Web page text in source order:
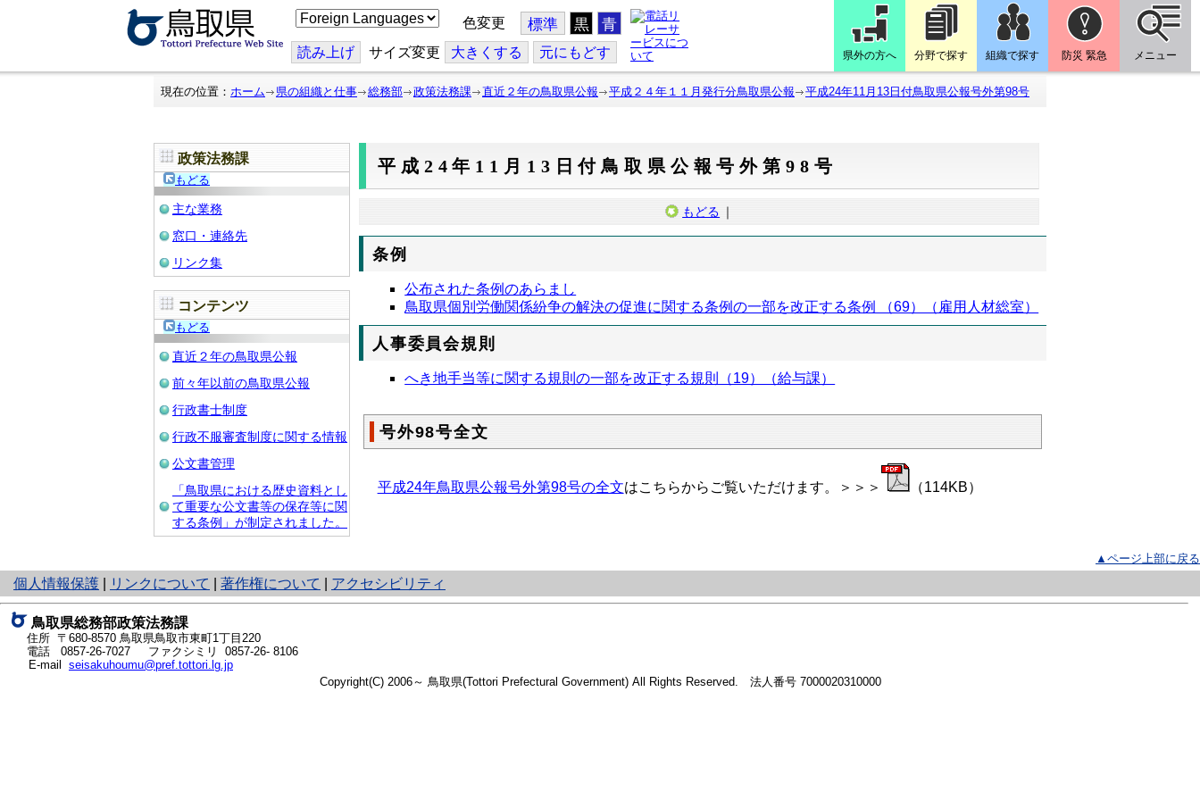
こ
の
ジ
を
翻
色変更 標準 黒 青
読み上げ サイズ変更 大きくする 元にもどす 県外の方へ 分野で探す 組織で探す 防災 緊急 メニュー
現在の位置： ホーム 県の組織と仕事 総務部 政策法務課 直近２年の鳥取県公報 平成２４年１１月発行分鳥取県公報 平成24年11月13日付鳥取県公報号外第98号
政策法務課
もどる
主な業務
窓口・連絡先
リンク集
コンテンツ
もどる
直近２年の鳥取県公報
前々年以前の鳥取県公報
行政書士制度
行政不服審査制度に関する情報
公文書管理
「鳥取県における歴史資料とし
て重要な公文書等の保存等に関
する条例」が制定されました。
平成24年11月13日付鳥取県公報号外第98号
もどる ｜
条例
公布された条例のあらまし
鳥取県個別労働関係紛争の解決の促進に関する条例の一部を改正する条例 （69）（雇用人材総室）
人事委員会規則
へき地手当等に関する規則の一部を改正する規則（19）（給与課）
号外98号全文
平成24年鳥取県公報号外第98号の全文はこちらからご覧いただけます。＞＞＞ （114KB）
▲ページ上部に戻る
個人情報保護
と
り
ネ
ッ
ト
へ
リンクについて 著作権について アクセシビリティ
鳥取県総務部政策法務課
住所 〒680-8570 鳥取県鳥取市東町1丁目220
電話 0857-26-7027
ファクシミリ 0857-26- 8106
E-mail seisakuhoumu@pref.tottori.lg.jp
Copyright(C) 2006～ 鳥取県(Tottori Prefectural Government) All Rights Reserved. 法人番号 7000020310000